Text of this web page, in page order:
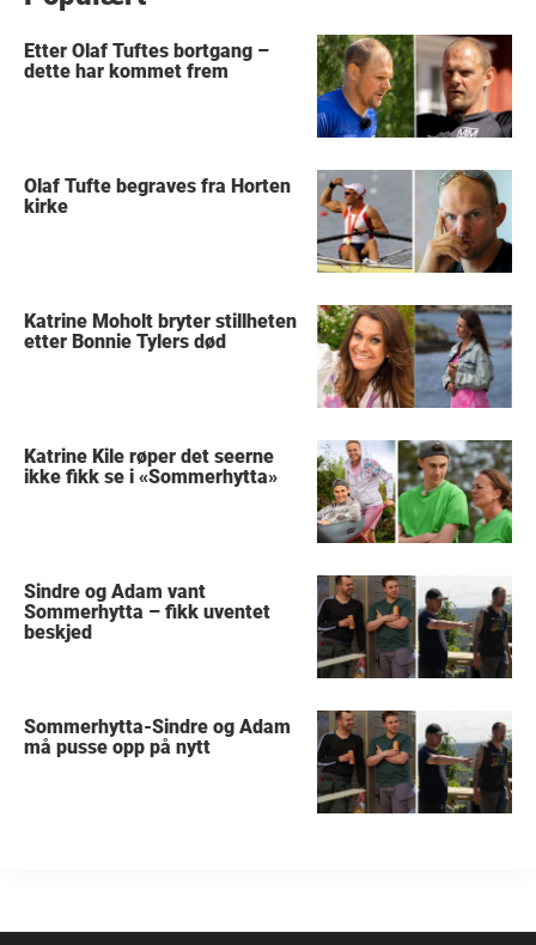
Etter Olaf Tuftes bortgang –
dette har kommet frem
Olaf Tufte begraves fra Horten
kirke
Katrine Moholt bryter stillheten
etter Bonnie Tylers død
Katrine Kile røper det seerne
ikke fikk se i «Sommerhytta»
Sindre og Adam vant
Sommerhytta – fikk uventet
beskjed
Sommerhytta-Sindre og Adam
må pusse opp på nytt